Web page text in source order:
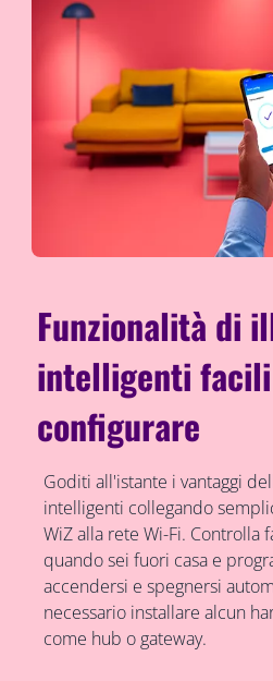
Funzionalità di
intelligenti
configurare
Goditi all'istante i vantaggi
intelligenti collegando
WiZ alla rete Wi-Fi. Controlla
quando sei fuori casa e
accendersi e spegnersi
necessario installare alcun
come hub o gateway.